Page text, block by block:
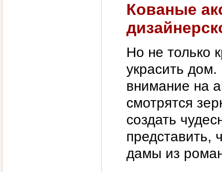
Кованые
Но не только
украсить
внимание на
смотрятся
создать
представить,
дамы из